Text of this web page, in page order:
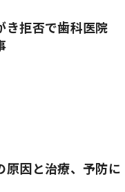
き拒否で歯科医院
原因と治療、予防に